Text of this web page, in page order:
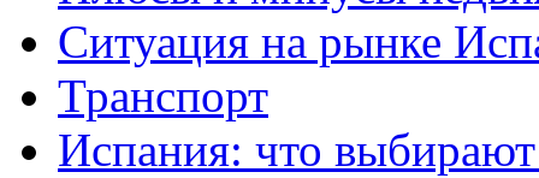
Ситуация на рынке
Транспорт
Испания: что